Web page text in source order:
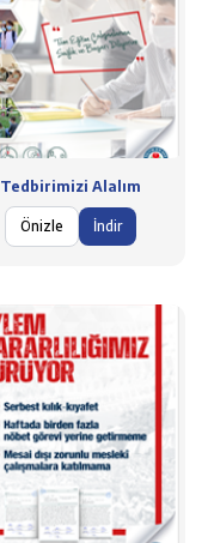
Tedbirimizi Alalım
Önizle İndir